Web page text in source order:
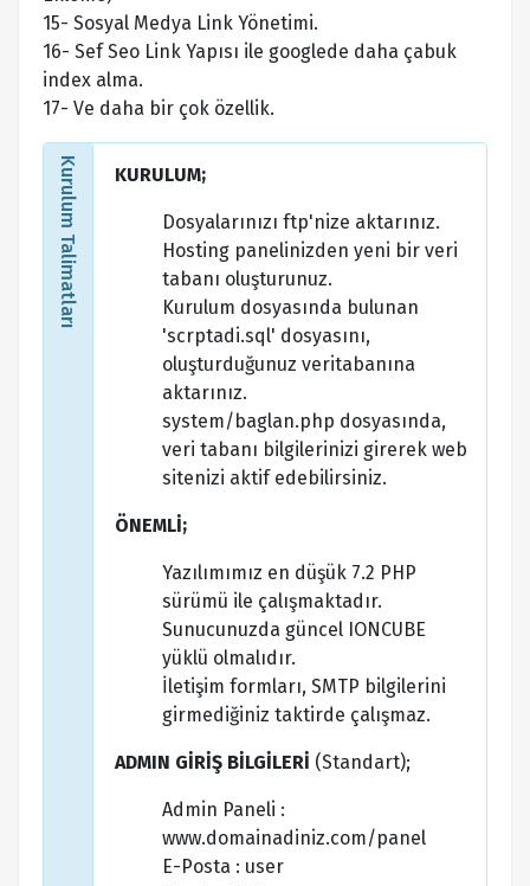
15- Sosyal Medya Link Yönetimi.
16- Sef Seo Link Yapısı ile googlede daha çabuk
index alma.
17- Ve daha bir çok özellik.
Kurulum Talimatları KURULUM;
Dosyalarınızı ftp'nize aktarınız.
Hosting panelinizden yeni bir veri
tabanı oluşturunuz.
Kurulum dosyasında bulunan
'scrptadi.sql' dosyasını,
oluşturduğunuz veritabanına
aktarınız.
system/baglan.php dosyasında,
veri tabanı bilgilerinizi girerek web
sitenizi aktif edebilirsiniz.
ÖNEMLİ;
Yazılımımız en düşük 7.2 PHP
sürümü ile çalışmaktadır.
Sunucunuzda güncel IONCUBE
yüklü olmalıdır.
İletişim formları, SMTP bilgilerini
girmediğiniz taktirde çalışmaz.
ADMIN GİRİŞ BİLGİLERİ (Standart);
Admin Paneli :
www.domainadiniz.com/panel
E-Posta : user